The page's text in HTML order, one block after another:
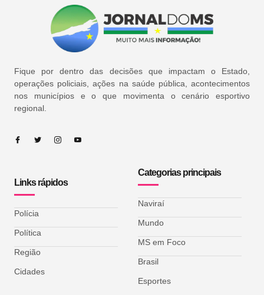
Fique por dentro das decisões que impactam o Estado,
operações policiais, ações na saúde pública, acontecimentos
nos municípios e o que movimenta o cenário esportivo
regional.
Links rápidos
Polícia
Política
Região
Cidades
Categorias principais
Naviraí
Mundo
MS em Foco
Brasil
Esportes